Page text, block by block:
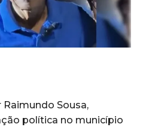
Sousa,
política no município